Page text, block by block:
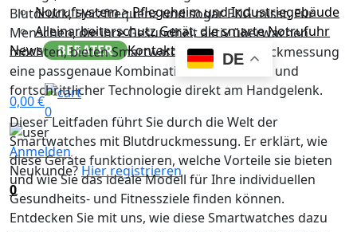
Notrufsystem > Pflegeheim und Industriegebäude
Alleinarbeiterschutz Gerät, die smarte Notrufuhr
News
BERATER Kontakt DE
0,00€
0
Anmelden
Neukunde?Hier registrieren
0
Blutdruck, Herzfrequenz und sogar EKG misst. Für
Menschen, die ihre Gesundheit aktiv überwachen
möchten, bieten Smartwatches mit Blutdruckmessung
eine passgenaue Kombination aus Komfort und
fortschrittlicher Technologie direkt am Handgelenk.
Dieser Leitfaden führt Sie durch die Welt der
Smartwatches mit Blutdruckmessung. Er erklärt, wie
diese Geräte funktionieren, welche Vorteile sie bieten
und wie Sie das ideale Modell für Ihre individuellen
Gesundheits- und Fitnessziele finden können.
Entdecken Sie mit uns, wie diese Smartwatches dazu